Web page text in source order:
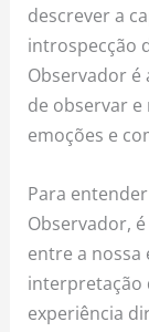
descrever a
introspecção
Observador é
de observar
emoções e
Para
Observador,
entre a nossa
interpretação
experiência